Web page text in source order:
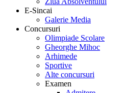
E-Sincai
Galerie Media
Concursuri
Olimpiade Scolare
Gheorghe Mihoc
Arhimede
Sportive
Alte concursuri
Examen